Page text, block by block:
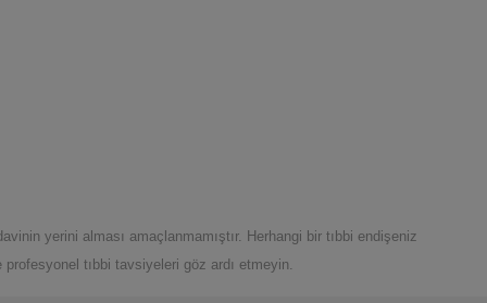
yerini alması amaçlanmamıştır. Herhangi bir tıbbi endişeniz
tıbbi tavsiyeleri göz ardı etmeyin.